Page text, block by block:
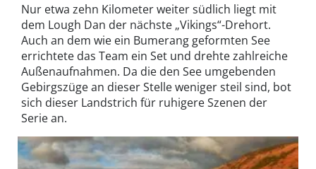
Nur etwa zehn Kilometer weiter südlich liegt mit
dem Lough Dan der nächste „Vikings“-Drehort.
Auch an dem wie ein Bumerang geformten See
errichtete das Team ein Set und drehte zahlreiche
Außenaufnahmen. Da die den See umgebenden
Gebirgszüge an dieser Stelle weniger steil sind, bot
sich dieser Landstrich für ruhigere Szenen der
Serie an.